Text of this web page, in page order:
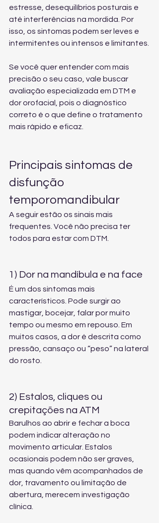
estresse, desequilíbrios posturais e
até interferências na mordida. Por
isso, os sintomas podem ser leves e
intermitentes ou intensos e limitantes.
Se você quer entender com mais
precisão o seu caso, vale buscar
avaliação especializada em DTM e
dor orofacial
, pois o diagnóstico
correto é o que define o tratamento
mais rápido e eficaz.
Principais sintomas de
disfunção
temporomandibular
A seguir estão os sinais mais
frequentes. Você não precisa ter
todos para estar com DTM.
1) Dor na mandíbula e na face
É um dos sintomas mais
característicos. Pode surgir ao
mastigar, bocejar, falar por muito
tempo ou mesmo em repouso. Em
muitos casos, a dor é descrita como
pressão, cansaço ou “peso” na lateral
do rosto.
2) Estalos, cliques ou
crepitações na ATM
Barulhos ao abrir e fechar a boca
podem indicar alteração no
movimento articular. Estalos
ocasionais podem não ser graves,
mas quando vêm acompanhados de
dor, travamento ou limitação de
abertura, merecem investigação
clínica.